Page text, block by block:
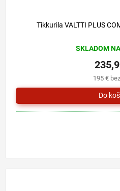
Tikkurila VALTTI PLUS
SKLADOM
195 €